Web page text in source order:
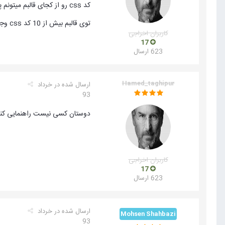
کاربران اخراجی
623 ارسال
کد css رو از کجای قالبم میتونم پیدا کنم؟
توی قالبم بیش از 10 کد css وجود داره من از کجا کد مربوط به منو رو پیدا کنم ؟ خواهشا دقیق تر راهنمایی کنید ممنون
Hamed_taghipur
کاربران اخراجی
623 ارسال
ارسال شده درخرداد
93
دوستان کسی نیست راهنمایی
Mohsen Shahbazi ارسال شده درخرداد
93